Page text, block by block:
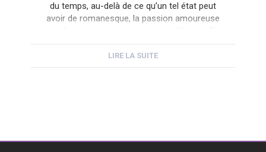
du temps, au-delà de ce qu’un tel état peut
avoir de romanesque, la passion amoureuse
LIRE LA SUITE